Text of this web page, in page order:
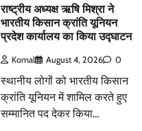
राष्ट्रीय अध्यक्ष ऋषि मिश्रा ने
भारतीय किसान क्रांति यूनियन
प्रदेश कार्यालय का किया उद्घाटन
Komal August 4, 2026 0
स्थानीय लोगों को भारतीय किसान
क्रांति यूनियन में शामिल करते हुए
सम्मानित पद देकर किया…